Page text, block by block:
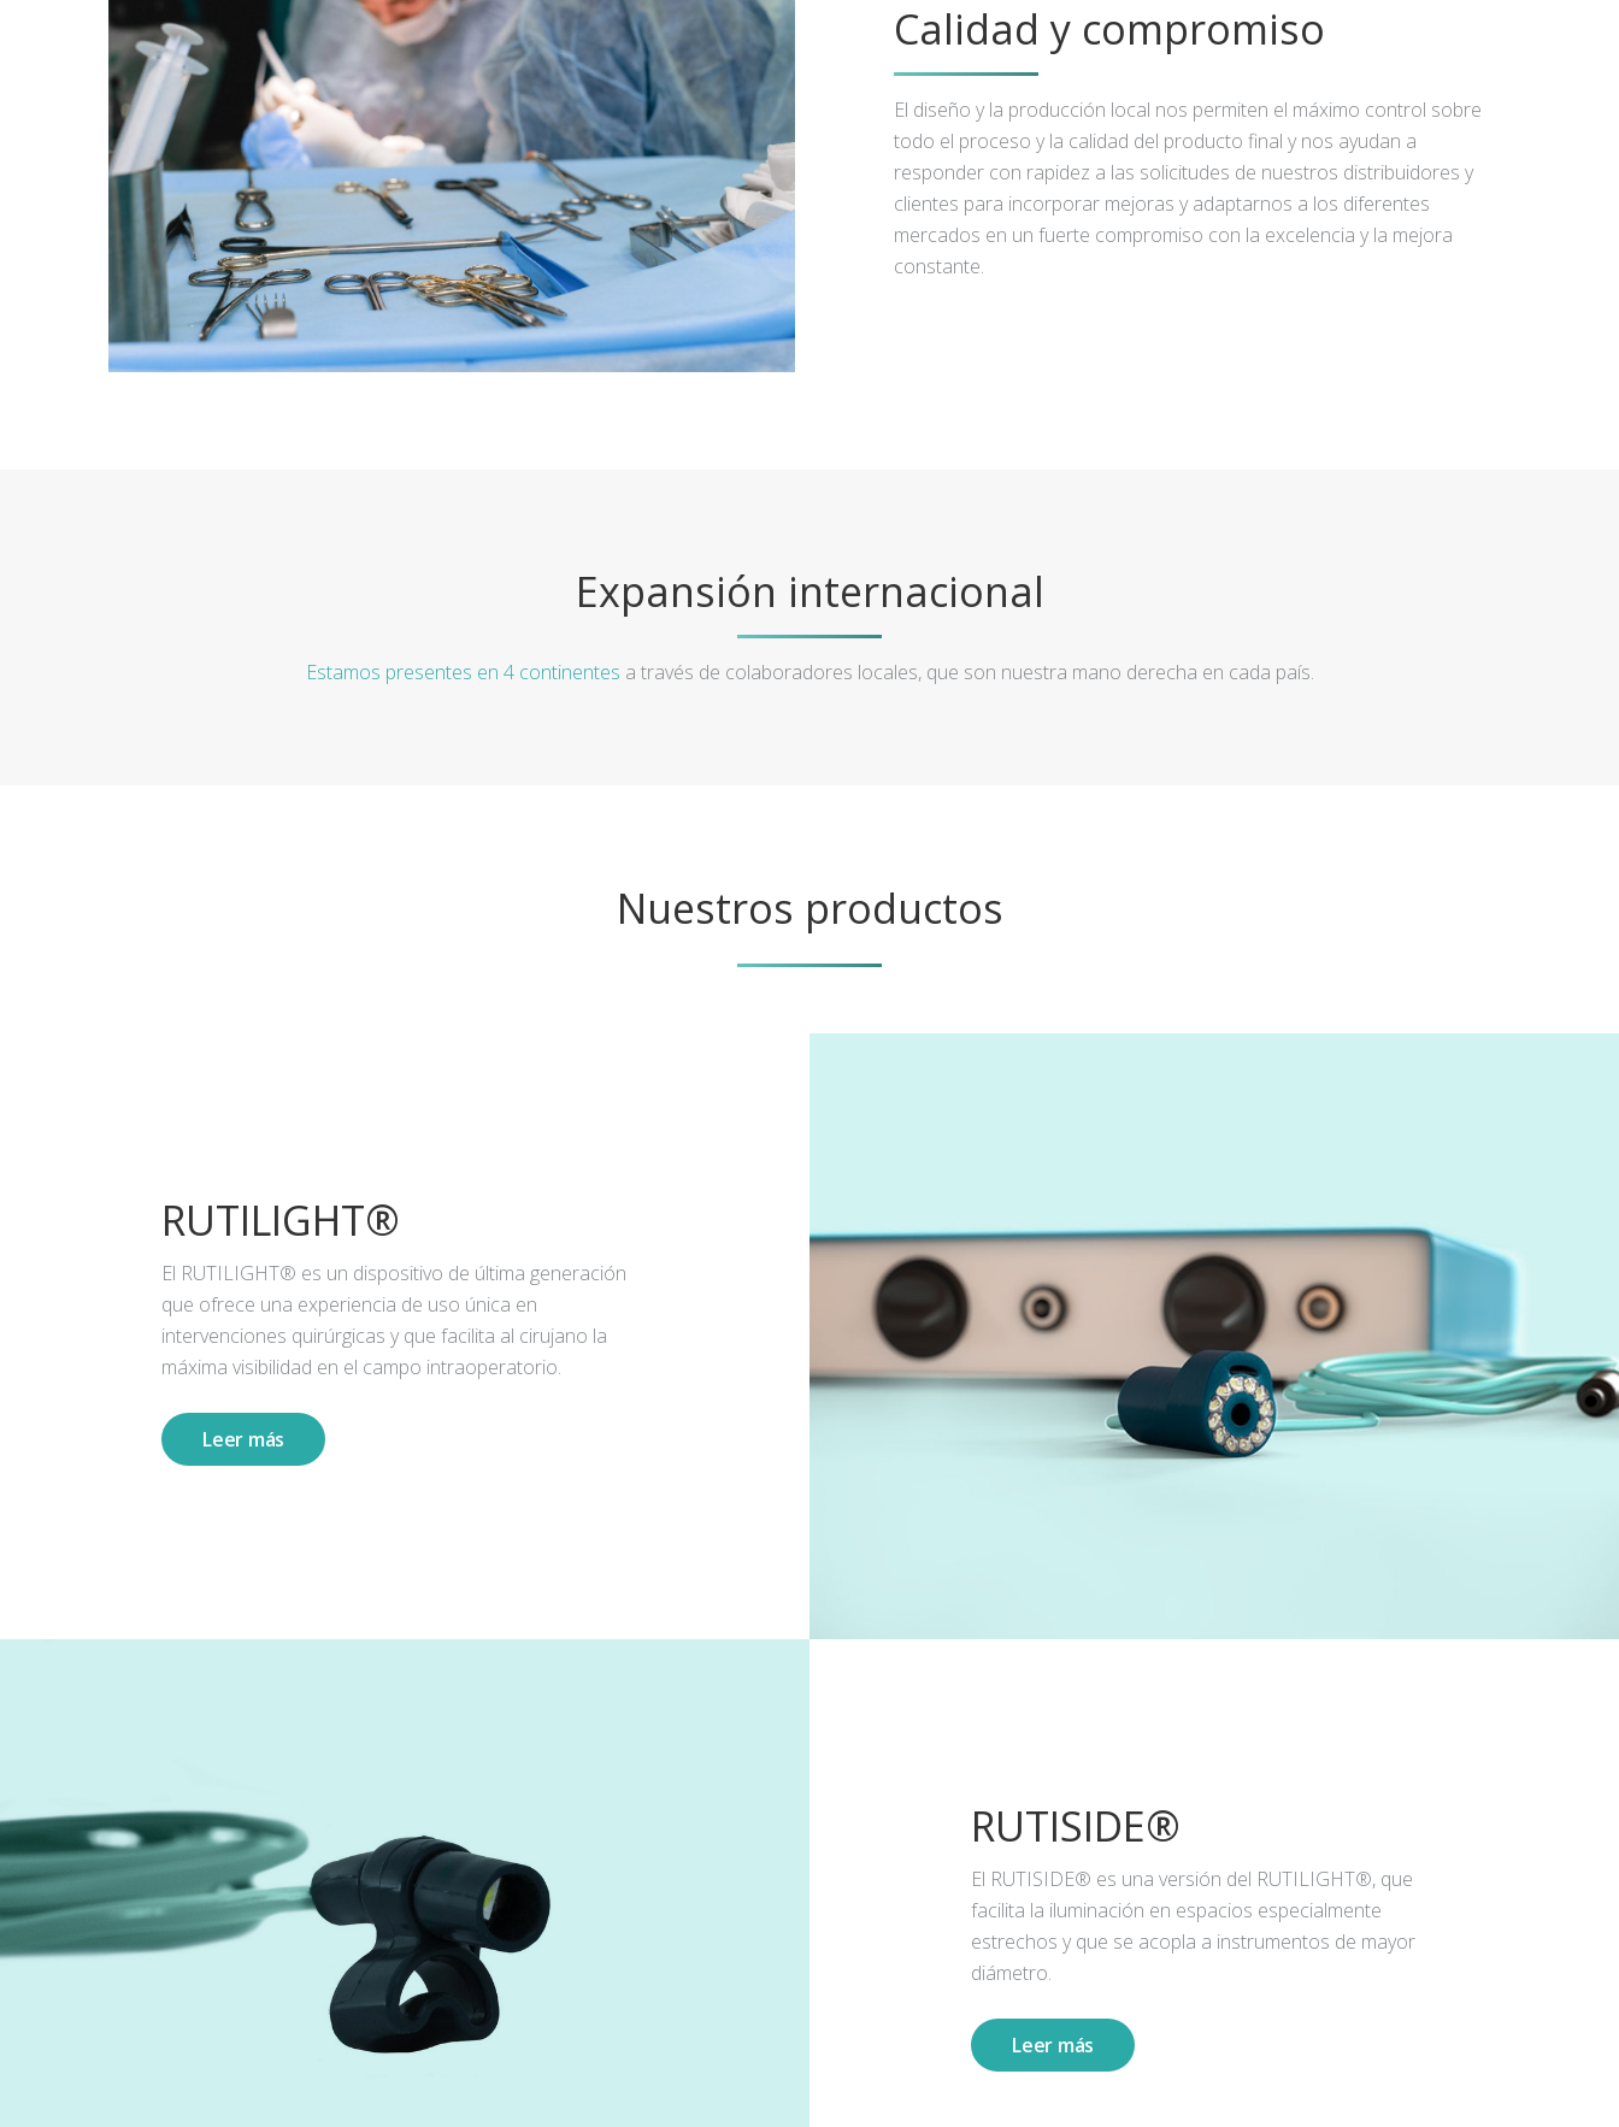
Calidad y compromiso
El diseño y la producción local nos permiten el máximo control sobre
todo el proceso y la calidad del producto final y nos ayudan a
responder con rapidez a las solicitudes de nuestros distribuidores y
clientes para incorporar mejoras y adaptarnos a los diferentes
mercados en un fuerte compromiso con la excelencia y la mejora
constante.
Expansión internacional
Estamos presentes en 4 continentes a través de colaboradores locales, que son nuestra mano derecha en cada país.
Nuestros productos
RUTILIGHT®
El RUTILIGHT® es un dispositivo de última generación
que ofrece una experiencia de uso única en
intervenciones quirúrgicas y que facilita al cirujano la
máxima visibilidad en el campo intraoperatorio.
Leer más
RUTISIDE®
El RUTISIDE® es una versión del RUTILIGHT®, que
facilita la iluminación en espacios especialmente
estrechos y que se acopla a instrumentos de mayor
diámetro.
Leer más